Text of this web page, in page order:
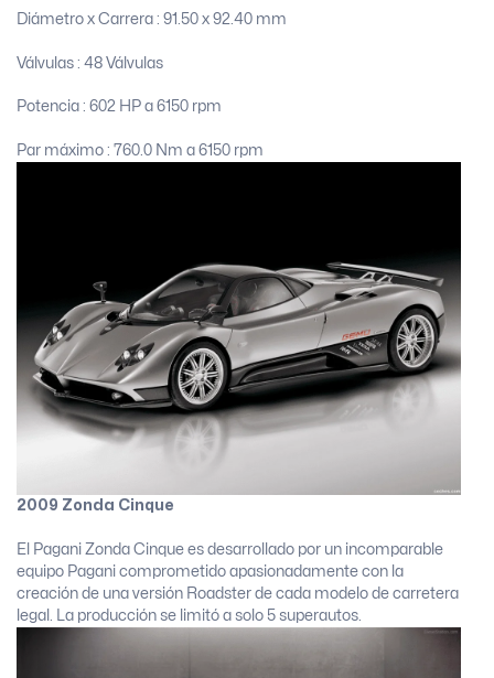
Diámetro x Carrera : 91.50 x 92.40 mm
Válvulas : 48 Válvulas
Potencia : 602 HP a 6150 rpm
Par máximo : 760.0 Nm a 6150 rpm
2009 Zonda Cinque
El Pagani Zonda Cinque es desarrollado por un incomparable
equipo Pagani comprometido apasionadamente con la
creación de una versión Roadster de cada modelo de carretera
legal. La producción se limitó a solo 5 superautos.